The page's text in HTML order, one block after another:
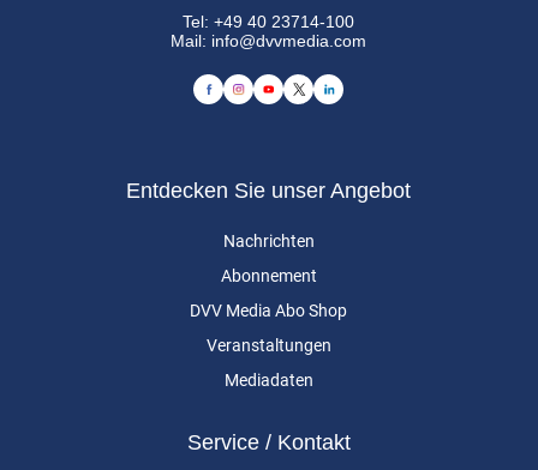
Tel:+49 40 23714-100
Mail: info@dvvmedia.com
Entdecken Sie unser Angebot
Nachrichten
Abonnement
DVV Media Abo Shop
Veranstaltungen
Mediadaten
Service / Kontakt